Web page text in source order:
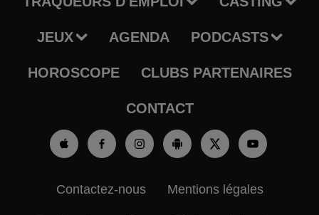
JEUX AGENDA PODCASTS
HOROSCOPE CLUBS PARTENAIRES
CONTACT
Contactez-nous Mentions légales